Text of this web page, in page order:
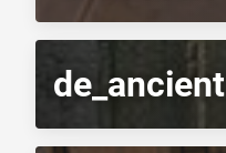
de_ancient